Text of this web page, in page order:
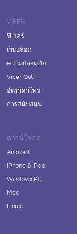
VIBER
ฟีเจอร์
เว็บบล็อก
ความปลอดภัย
Viber Out
อัตราค่าโทร
การสนับสนุน
ดาวน์โหลด
Android
iPhone & iPad
Windows PC
Mac
Linux